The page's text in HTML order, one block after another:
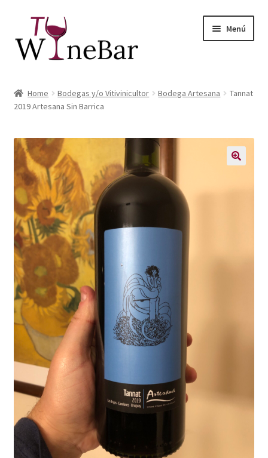
a
la
al
contenido
Menú
Tienda de Vinos y Productos
menú
hijo
Servicios
el
menú
Sobre Nosotros
Home Bodegas y/o Vitivinicultor Bodega Artesana
Tannat
2019 Artesana Sin Barrica